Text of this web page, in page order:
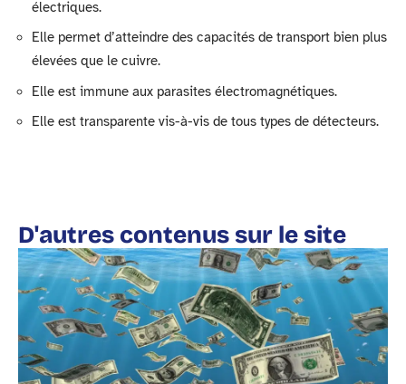
électriques.
Elle permet d’atteindre des capacités de transport bien plus
élevées que le cuivre.
Elle est immune aux parasites électromagnétiques.
Elle est transparente vis-à-vis de tous types de détecteurs.
D'autres contenus sur le site